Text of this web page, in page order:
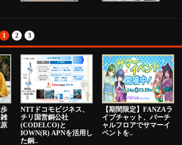
1 2 3
NTTドコモビジネス、
チリ国営銅公社
(CODELCO)と
IOWN(R) APNを活用し
た銅..
【期間限定】FANZAラ
イブチャット、バーチ
ャルフロアでサマーイ
ベントを..